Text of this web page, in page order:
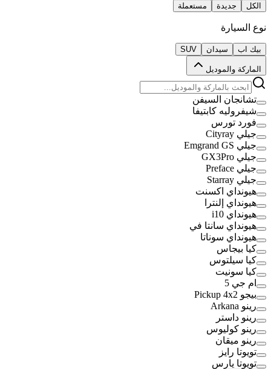
الكل جديدة مستعملة
نوع السيارة
بيك اب سيدان SUV
الماركة والموديل
تشانجان السيفن
شيفروليه كابتيفا
فورد تورس
جيلي Cityray
جيلي Emgrand GS
جيلي GX3Pro
جيلي Preface
جيلي Starray
هيونداي اكسنت
هيونداي إلنترا
هيونداي i10
هيونداي سانتا في
هيونداي سوناتا
كيا بيجاس
كيا سيلتوس
كيا سونيت
ام جي 5
بيجو Pickup 4x2
رينو Arkana
رينو داستر
رينو كوليوس
رينو ميقان
تويوتا رايز
تويوتا يارس